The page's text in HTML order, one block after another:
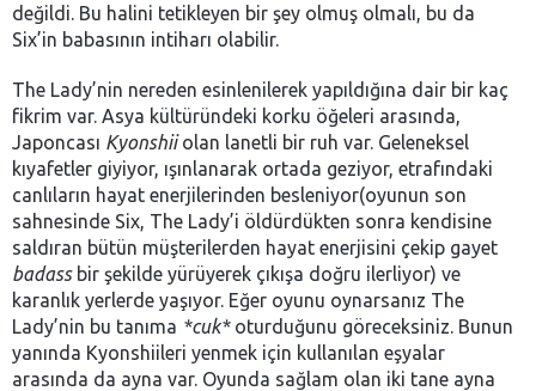
değildi. Bu halini tetikleyen bir şey olmuş olmalı, bu da
Six’in babasının intiharı olabilir.
The Lady’nin nereden esinlenilerek yapıldığına dair bir kaç
fikrim var. Asya kültüründeki korku öğeleri arasında,
Japoncası Kyonshiiolan lanetli bir ruh var. Geleneksel
kıyafetler giyiyor, ışınlanarak ortada geziyor, etrafındaki
canlıların hayat enerjilerinden besleniyor(oyunun son
sahnesinde Six, The Lady’i öldürdükten sonra kendisine
saldıran bütün müşterilerden hayat enerjisini çekip gayet
badass bir şekilde yürüyerek çıkışa doğru ilerliyor) ve
karanlık yerlerde yaşıyor. Eğer oyunu oynarsanız The
Lady’nin bu tanıma *cuk*oturduğunu göreceksiniz. Bunun
yanında Kyonshiileri yenmek için kullanılan eşyalar
arasında da ayna var. Oyunda sağlam olan iki tane ayna